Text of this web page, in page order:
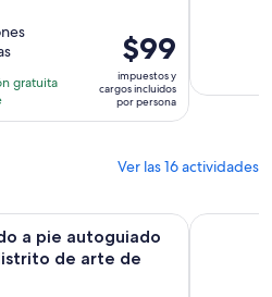
gratuita
El
precio
es
de
persona
$99
impuestos y
cargos incluidos
por persona
Ver las 16 actividades
a pie autoguiado
de arte de
por el distrito de arte de Denver
Denver: